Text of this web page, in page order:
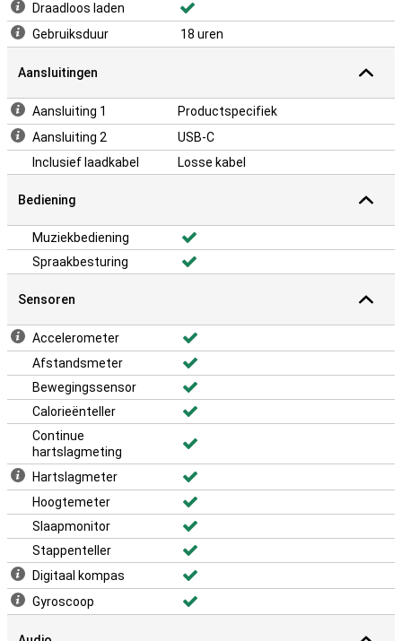
Draadloos laden
Gebruiksduur
18 uren
Aansluitingen
Aansluiting 1
Productspecifiek
Aansluiting 2
USB-C
Inclusief laadkabel
Losse kabel
Bediening
Muziekbediening
Spraakbesturing
Sensoren
Accelerometer
Afstandsmeter
Bewegingssensor
Calorieënteller
Continue
hartslagmeting
Hartslagmeter
Hoogtemeter
Slaapmonitor
Stappenteller
Digitaal kompas
Gyroscoop